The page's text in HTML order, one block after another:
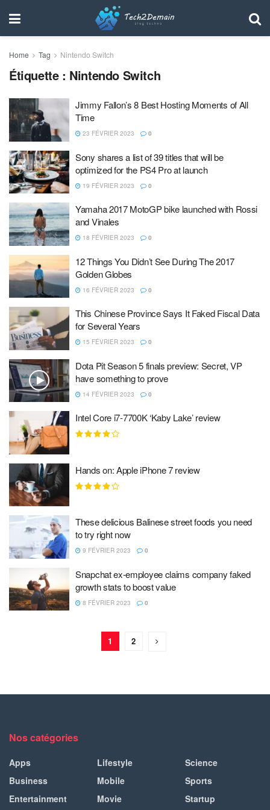
Home Tag Nintendo Switch
Étiquette : Nintendo Switch
Jimmy Fallon’s 8 Best Hosting Moments of All
Time
23 FÉVRIER 2023 0
Sony shares a list of 39 titles that will be
optimized for the PS4 Pro at launch
19 FÉVRIER 2023 0
Yamaha 2017 MotoGP bike launched with Rossi
and Vinales
18 FÉVRIER 2023 0
12 Things You Didn’t See During The 2017
Golden Globes
16 FÉVRIER 2023 0
This Chinese Province Says It Faked Fiscal Data
for Several Years
15 FÉVRIER 2023 0
Dota Pit Season 5 finals preview: Secret, VP
have something to prove
14 FÉVRIER 2023 0
Intel Core i7-7700K ‘Kaby Lake’ review
Hands on: Apple iPhone 7 review
These delicious Balinese street foods you need
to try right now
9 FÉVRIER 2023 0
Snapchat ex-employee claims company faked
growth stats to boost value
8 FÉVRIER 2023 0
1 2
Nos catégories
Apps
Business
Entertainment
Lifestyle
Mobile
Movie
Science
Sports
Startup